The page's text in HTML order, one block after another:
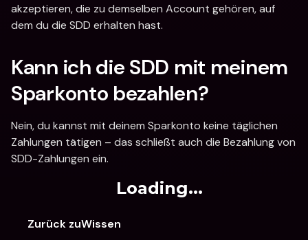
akzeptieren, die zu demselben Account gehören, auf
dem du die SDD erhalten hast.
Kann ich die SDD mit meinem
Sparkonto bezahlen?
Nein, du kannst mit deinem Sparkonto keine täglichen
Zahlungen tätigen – das schließt auch die Bezahlung von
SDD-Zahlungen ein.
Loading...
Zurück zuWissen